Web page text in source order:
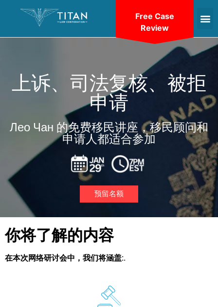
上诉、司法复核、被拒
申请
Лео Чан 的免费移民讲座，移民顾问和
申请人都适合参加
预留名额
你将了解的内容
在本次网络研讨会中，我们将涵盖:.
Free Case
Review